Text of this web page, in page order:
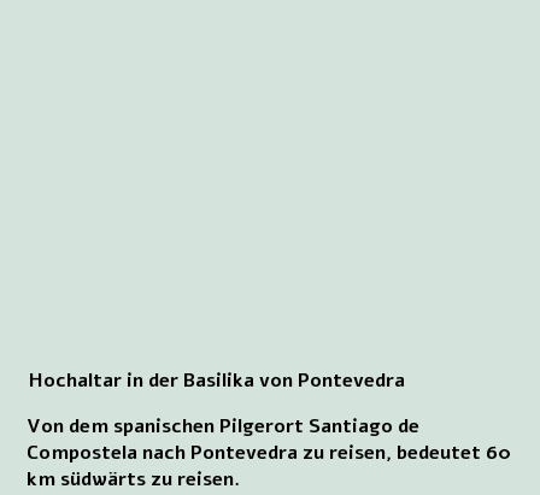
Hochaltar in der Basilika von Pontevedra
Von dem spanischen Pilgerort Santiago de
Compostela nach Pontevedra zu reisen, bedeutet 60
km südwärts zu reisen.